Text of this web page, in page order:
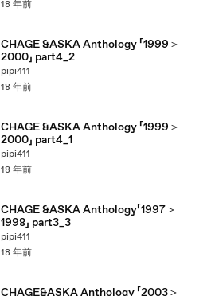
18 年前
CHAGE &ASKA Anthology 「1999＞
2000」 part4_2
pipi411
18 年前
CHAGE &ASKA Anthology 「1999＞
2000」 part4_1
pipi411
18 年前
CHAGE &ASKA Anthology「1997＞
1998」 part3_3
pipi411
18 年前
CHAGE&ASKA Anthology 「2003＞